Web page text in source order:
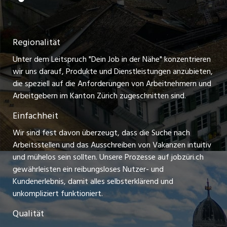
Festanstellungen
Temporäre Jobs
Freelance Jobs
Praktikum-Jobs
Lehrstellen
Ferienjobs
Führungspositionen
Arbeitgeber
Jobline
Nutzungsbedingungen
Impressum
Stellenmeldepflicht
zentraljob.ch
myjob.ch
schaffu.ch (VS)
ajourjob.ch
limmattalerzeitung.ch
radio24.ch
toxic.fm
telezüri.ch
Regionalität
Unter dem Leitspruch "Dein Job in der Nähe" konzentrieren
wir uns darauf, Produkte und Dienstleistungen anzubieten,
die speziell auf die Anforderungen von Arbeitnehmern und
Arbeitgebern im Kanton Zürich zugeschnitten sind.
Einfachheit
Wir sind fest davon überzeugt, dass die Suche nach
Arbeitsstellen und das Ausschreiben von Vakanzen intuitiv
und mühelos sein sollten. Unsere Prozesse auf jobzüri.ch
gewährleisten ein reibungsloses Nutzer- und
Kundenerlebnis, damit alles selbsterklärend und
unkompliziert funktioniert.
Qualität